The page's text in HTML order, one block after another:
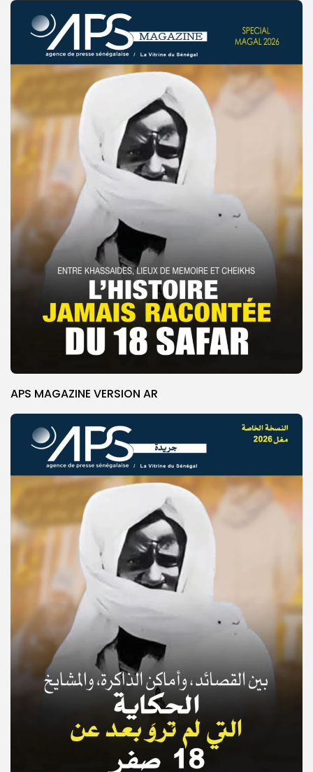
© Copyright 2025, APS
APS MAGAZINE VERSION AR